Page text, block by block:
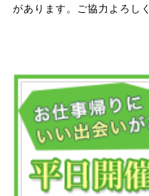
があります。ご協力よろし